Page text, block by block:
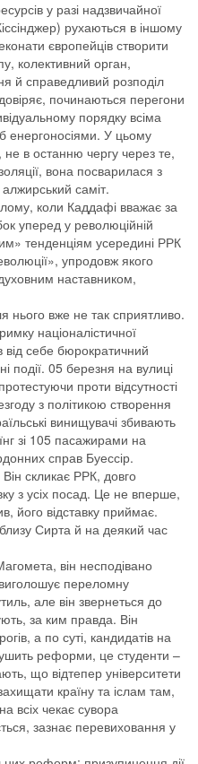
у разі надзвичайної
рухаються в іншому
європейців створити
колективний орган,
й справедливий розподіл
починаються перегони
порядку всіма
енергоносіями. У цьому
не в останню чергу через те,
вона посварилася з
саміт.
коли Каддафі вважає за
уперед у революційній
тенденціям усередині РРК
упродовж якого
наставником,
нього вже не так сприятливо.
націоналістичної
від себе бюрократичний
події. 05 березня на вулиці
проти відсутності
з політикою створення
винищувачі збивають
зі 105 пасажирами на
справ Буессір.
скликає РРК, довго
з усіх посад. Це не вперше,
його відставку приймає.
Сирта й на деякий час
він несподівано
виголошує переломну
але він звернеться до
за ким правда. Він
а по суті, кандидатів на
реформи, це студенти –
що відтепер університети
країну та іслам там,
всіх чекає сувора
зазнає перевиховання у